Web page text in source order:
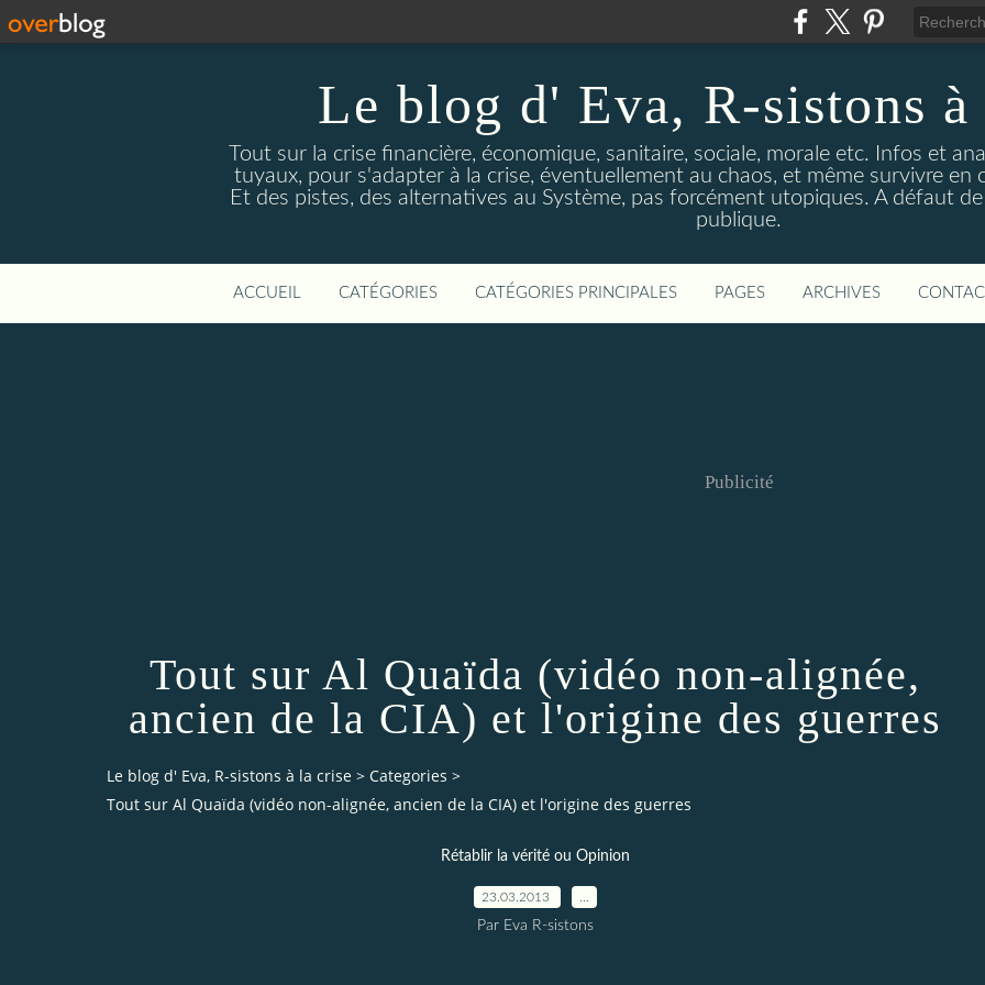
Le blog d' Eva, R-sistons à
Tout sur la crise financière, économique, sanitaire, sociale, morale etc. Infos et
tuyaux, pour s'adapter à la crise, éventuellement au chaos, et même survivre en
Et des pistes, des alternatives au Système, pas forcément utopiques. A défaut
publique.
ACCUEIL CATÉGORIES CATÉGORIES PRINCIPALES PAGES ARCHIVES
Publicité
Tout sur Al Quaïda (vidéo non-alignée,
ancien de la CIA) et l'origine des guerres
Le blog d' Eva, R-sistons à la crise > Categories >
Tout sur Al Quaïda (vidéo non-alignée, ancien de la CIA) et l'origine des guerres
Rétablir la vérité ou Opinion
23.03.2013
Par Eva R-sistons